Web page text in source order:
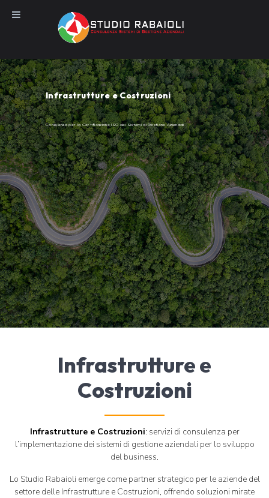
Salta
al
contenuto
Infrastrutture e Costruzioni
Consulenza per la Certificazione ISO dei Sistemi di Gestione Aziendali
Infrastrutture e
Costruzioni
Infrastrutture e Costruzioni: servizi di consulenza per
l’implementazione dei sistemi di gestione aziendali per lo sviluppo
del business.
Lo Studio Rabaioli emerge come partner strategico per le aziende del
settore delle Infrastrutture e Costruzioni, offrendo soluzioni mirate